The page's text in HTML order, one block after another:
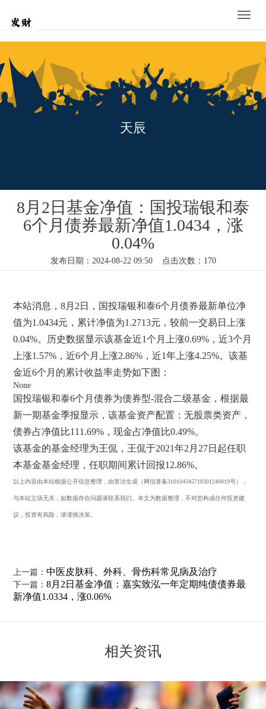
Toggle
天辰
8月2日基金净值：国投瑞银和泰
6个月债券最新净值1.0434，涨
0.04%
发布日期：2024-08-22 09:50 点击次数：170
本站消息，8月2日，国投瑞银和泰6个月债券最新单位净
值为1.0434元，累计净值为1.2713元，较前一交易日上涨
0.04%。历史数据显示该基金近1个月上涨0.69%，近3个月
上涨1.57%，近6个月上涨2.86%，近1年上涨4.25%。该基
金近6个月的累计收益率走势如下图：
None
国投瑞银和泰6个月债券为债券型-混合二级基金，根据最
新一期基金季报显示，该基金资产配置：无股票类资产，
债券占净值比111.69%，现金占净值比0.49%。
该基金的基金经理为王侃，王侃于2021年2月27日起任职
本基金基金经理，任职期间累计回报12.86%。
以上内容由本站根据公开信息整理，由算法生成（网信算备310104345710301240019号），
与本站立场无关，如数据存在问题请联系我们。本文为数据整理，不对您构成任何投资建
议，投资有风险，请谨慎决策。
上一篇：中医皮肤科、外科、骨伤科常见病及治疗
下一篇：8月2日基金净值：嘉实致泓一年定期纯债债券最
新净值1.0334，涨0.06%
相关资讯